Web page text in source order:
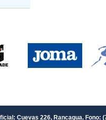
Cuevas 226, Rancagua. Fono: